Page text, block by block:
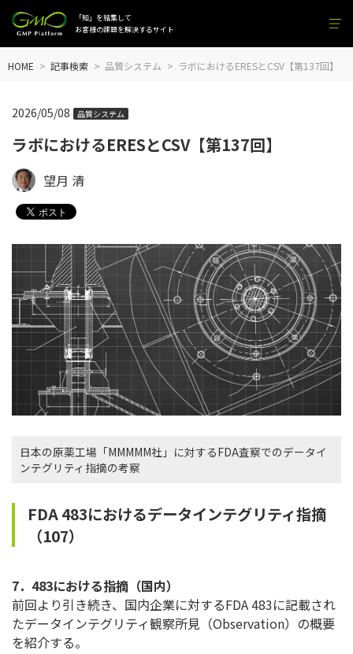
「知」を結集して
お客様の課題を解決するサイト
HOME 記事検索 品質システム ラボにおけるERESとCSV【第137回】
ラボにおけるERESとCSV【第137回】
2026/05/08 品質システム
望月 清
日本の原薬工場「MMMMM社」に対するFDA査察でのデータイ
ンテグリティ指摘の考察
FDA 483におけるデータインテグリティ指摘
（107）
7．483における指摘（国内）
前回より引き続き、国内企業に対するFDA 483に記載され
たデータインテグリティ観察所見（Observation）の概要
を紹介する。